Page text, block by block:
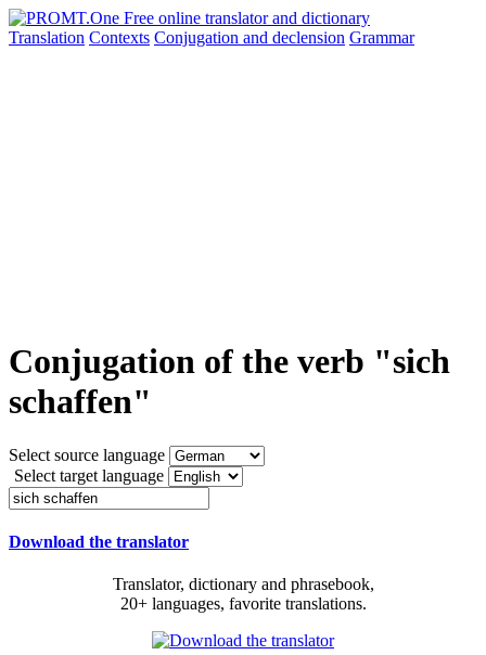
Translation Contexts Conjugation and declension Grammar
Conjugation of the verb "sich
schaffen"
Select source language
Select target language
Download the translator
Translator, dictionary and phrasebook,
20+ languages, favorite translations.